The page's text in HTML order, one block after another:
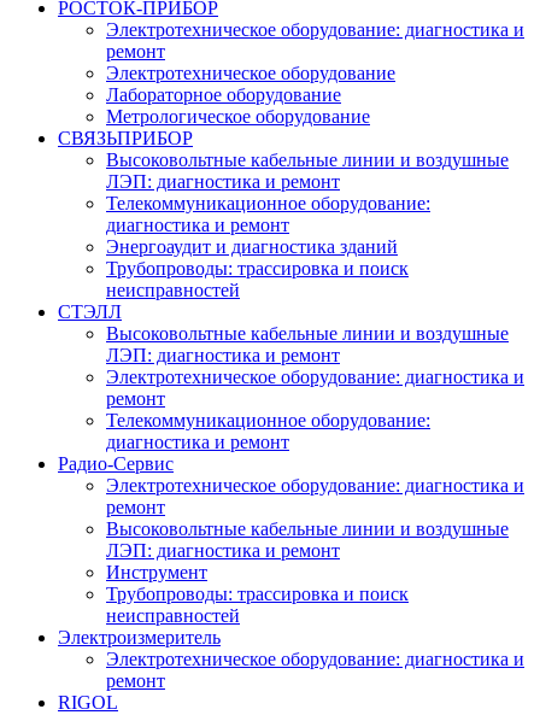
РОСТОК-ПРИБОР
Электротехническое оборудование: диагностика и
ремонт
Электротехническое оборудование
Лабораторное оборудование
Метрологическое оборудование
СВЯЗЬПРИБОР
Высоковольтные кабельные линии и воздушные
ЛЭП: диагностика и ремонт
Телекоммуникационное оборудование:
диагностика и ремонт
Энергоаудит и диагностика зданий
Трубопроводы: трассировка и поиск
неисправностей
СТЭЛЛ
Высоковольтные кабельные линии и воздушные
ЛЭП: диагностика и ремонт
Электротехническое оборудование: диагностика и
ремонт
Телекоммуникационное оборудование:
диагностика и ремонт
Радио-Cервис
Электротехническое оборудование: диагностика и
ремонт
Высоковольтные кабельные линии и воздушные
ЛЭП: диагностика и ремонт
Инструмент
Трубопроводы: трассировка и поиск
неисправностей
Электроизмеритель
Электротехническое оборудование: диагностика и
ремонт
RIGOL